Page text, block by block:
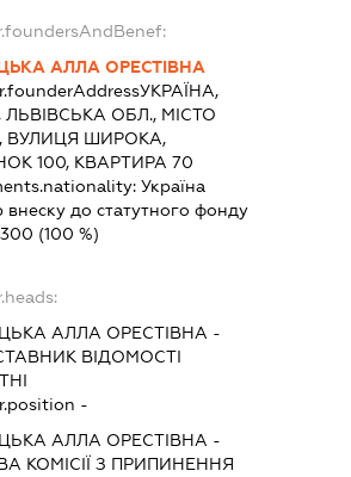
АЛЛА ОРЕСТІВНА
УКРАЇНА,
ЛЬВІВСЬКА ОБЛ., МІСТО
ВУЛИЦЯ ШИРОКА,
100, КВАРТИРА 70
Україна
внеску до статутного фонду
300 (100 %)
АЛЛА ОРЕСТІВНА -
ВІДОМОСТІ
-
АЛЛА ОРЕСТІВНА -
КОМІСІЇ З ПРИПИНЕННЯ